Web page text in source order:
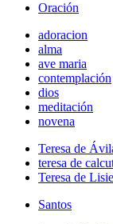
Oración
adoracion
alma
ave maria
contemplación
dios
meditación
novena
Teresa de
teresa de
Teresa de
Santos